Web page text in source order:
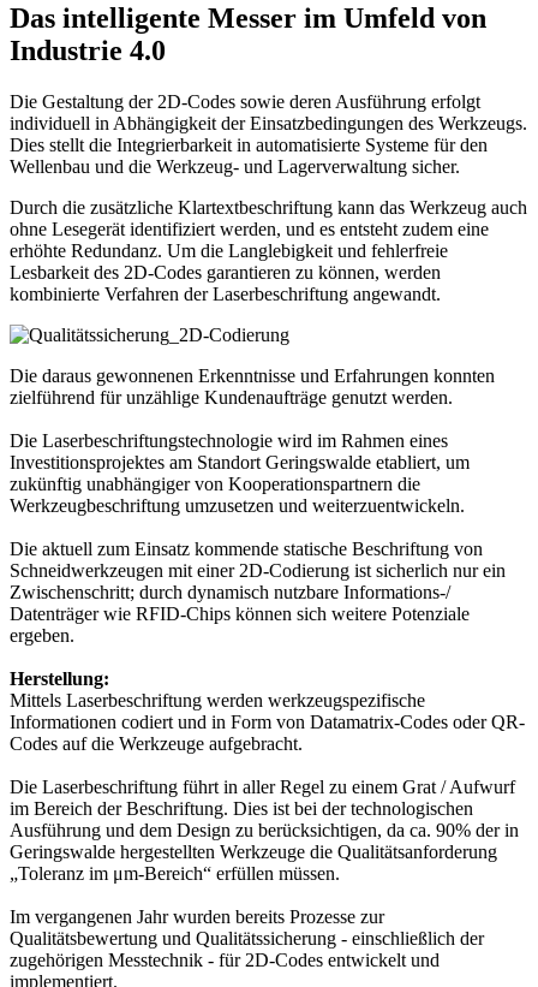
Das intelligente Messer im Umfeld von
Industrie 4.0
Die Gestaltung der 2D-Codes sowie deren Ausführung erfolgt
individuell in Abhängigkeit der Einsatzbedingungen des Werkzeugs.
Dies stellt die Integrierbarkeit in automatisierte Systeme für den
Wellenbau und die Werkzeug- und Lagerverwaltung sicher.
Durch die zusätzliche Klartextbeschriftung kann das Werkzeug auch
ohne Lesegerät identifiziert werden, und es entsteht zudem eine
erhöhte Redundanz. Um die Langlebigkeit und fehlerfreie
Lesbarkeit des 2D-Codes garantieren zu können, werden
kombinierte Verfahren der Laserbeschriftung angewandt.
Die daraus gewonnenen Erkenntnisse und Erfahrungen konnten
zielführend für unzählige Kundenaufträge genutzt werden.
Die Laserbeschriftungstechnologie wird im Rahmen eines
Investitionsprojektes am Standort Geringswalde etabliert, um
zukünftig unabhängiger von Kooperationspartnern die
Werkzeugbeschriftung umzusetzen und weiterzuentwickeln.
Die aktuell zum Einsatz kommende statische Beschriftung von
Schneidwerkzeugen mit einer 2D-Codierung ist sicherlich nur ein
Zwischenschritt; durch dynamisch nutzbare Informations-/
Datenträger wie RFID-Chips können sich weitere Potenziale
ergeben.
Herstellung:
Mittels Laserbeschriftung werden werkzeugspezifische
Informationen codiert und in Form von Datamatrix-Codes oder QR-
Codes auf die Werkzeuge aufgebracht.
Die Laserbeschriftung führt in aller Regel zu einem Grat / Aufwurf
im Bereich der Beschriftung. Dies ist bei der technologischen
Ausführung und dem Design zu berücksichtigen, da ca. 90% der in
Geringswalde hergestellten Werkzeuge die Qualitätsanforderung
„Toleranz im μm-Bereich“ erfüllen müssen.
Im vergangenen Jahr wurden bereits Prozesse zur
Qualitätsbewertung und Qualitätssicherung - einschließlich der
zugehörigen Messtechnik - für 2D-Codes entwickelt und
implementiert.